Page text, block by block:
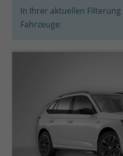
In Ihrer aktuellen
Fahrzeuge: